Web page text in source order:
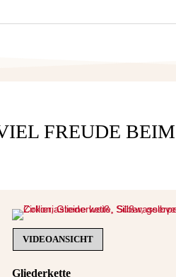
FREUDE
VIDEOANSICHT
Gliederkette